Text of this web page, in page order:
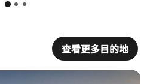
查看更多目的地